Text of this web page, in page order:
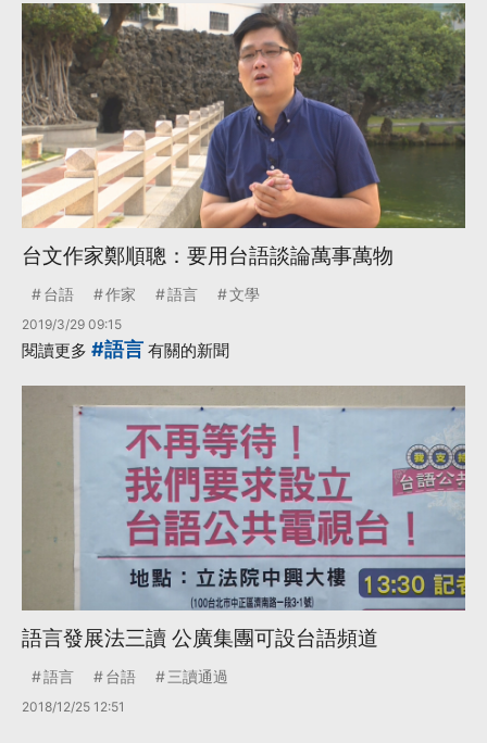
台文作家鄭順聰：要用台語談論萬事萬物
台語 作家 語言 文學
2019/3/29 09:15
閱讀更多 #語言 有關的新聞
語言發展法三讀 公廣集團可設台語頻道
語言 台語 三讀通過
2018/12/25 12:51